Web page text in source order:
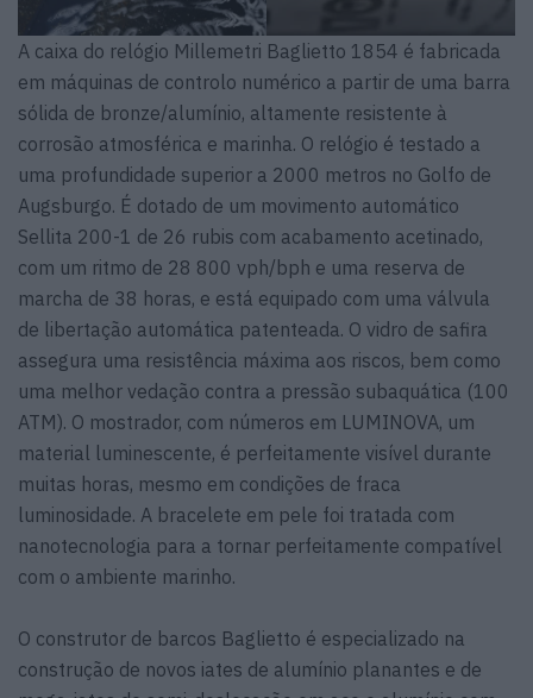
A caixa do relógio Millemetri Baglietto 1854 é fabricada
em máquinas de controlo numérico a partir de uma barra
sólida de bronze/alumínio, altamente resistente à
corrosão atmosférica e marinha. O relógio é testado a
uma profundidade superior a 2000 metros no Golfo de
Augsburgo. É dotado de um movimento automático
Sellita 200-1 de 26 rubis com acabamento acetinado,
com um ritmo de 28 800 vph/bph e uma reserva de
marcha de 38 horas, e está equipado com uma válvula
de libertação automática patenteada. O vidro de safira
assegura uma resistência máxima aos riscos, bem como
uma melhor vedação contra a pressão subaquática (100
ATM). O mostrador, com números em LUMINOVA, um
material luminescente, é perfeitamente visível durante
muitas horas, mesmo em condições de fraca
luminosidade. A bracelete em pele foi tratada com
nanotecnologia para a tornar perfeitamente compatível
com o ambiente marinho.
O construtor de barcos Baglietto é especializado na
construção de novos iates de alumínio planantes e de